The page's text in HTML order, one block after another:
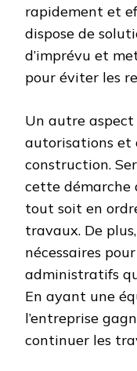
rapidement et
dispose de
d’imprévu et
pour éviter les
Un autre
autorisations et
construction.
cette
tout soit en
travaux. De
nécessaires
administratifs
En ayant une
l’entreprise
continuer les